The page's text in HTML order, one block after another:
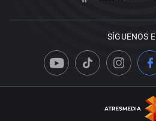
SÍGUENOS